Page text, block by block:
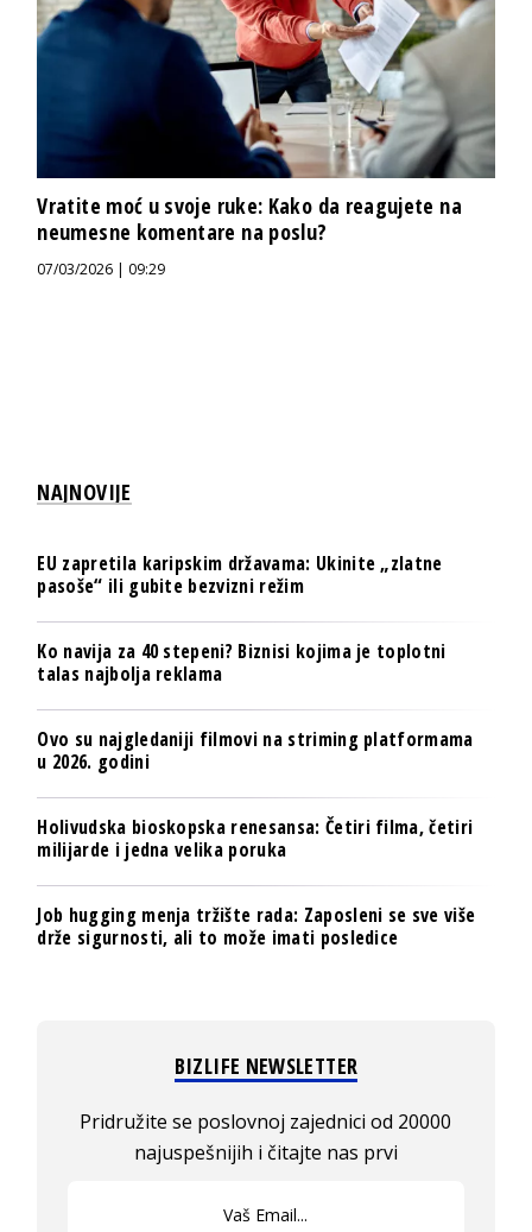
Vratite moć u svoje ruke: Kako da reagujete na
neumesne komentare na poslu?
07/03/2026 | 09:29
NAJNOVIJE
EU zapretila karipskim državama: Ukinite „zlatne
pasoše“ ili gubite bezvizni režim
Ko navija za 40 stepeni? Biznisi kojima je toplotni
talas najbolja reklama
Ovo su najgledaniji filmovi na striming platformama
u 2026. godini
Holivudska bioskopska renesansa: Četiri filma, četiri
milijarde i jedna velika poruka
Job hugging menja tržište rada: Zaposleni se sve više
drže sigurnosti, ali to može imati posledice
BIZLIFE NEWSLETTER
Pridružite se poslovnoj zajednici od 20000
najuspešnijih i čitajte nas prvi